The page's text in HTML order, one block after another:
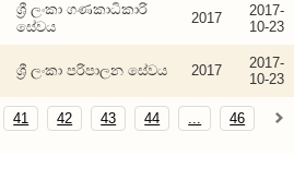
ශ්‍රී ලංකා ගණකාධිකාරි
සේවය
2017
2017-
10-23
ශ්‍රී ලංකා පරිපාලන සේවය 2017
2017-
10-23
41 42 43 44 ... 46